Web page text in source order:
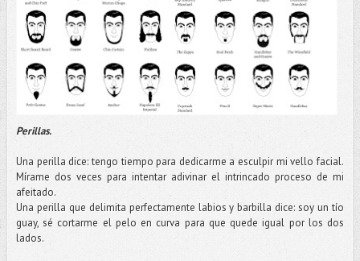
Perillas.
Una perilla dice: tengo tiempo para dedicarme a esculpir mi vello facial.
Mírame dos veces para intentar adivinar el intrincado proceso de mi
afeitado.
Una perilla que delimita perfectamente labios y barbilla dice: soy untío
guay, sé cortarme el pelo en curva para que quede igual por los dos
lados.